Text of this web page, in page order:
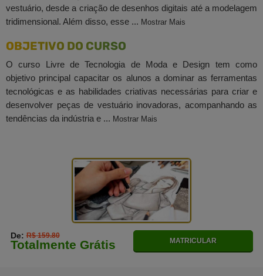
vestuário, desde a criação de desenhos digitais até a modelagem
tridimensional. Além disso, esse ... Mostrar Mais
OBJETIVO DO CURSO
O curso Livre de Tecnologia de Moda e Design tem como
objetivo principal capacitar os alunos a dominar as ferramentas
tecnológicas e as habilidades criativas necessárias para criar e
desenvolver peças de vestuário inovadoras, acompanhando as
tendências da indústria e ... Mostrar Mais
De:R$ 159.80
Totalmente Grátis MATRICULAR